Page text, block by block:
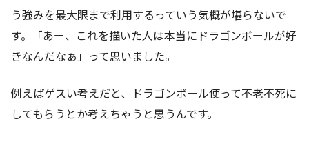
う強みを最大限まで利用するっていう気概が堪らないで
す。「あー、これを描いた人は本当にドラゴンボールが好
きなんだなぁ」って思いました。
例えばゲスい考えだと、ドラゴンボール使って不老不死に
してもらうとか考えちゃうと思うんです。